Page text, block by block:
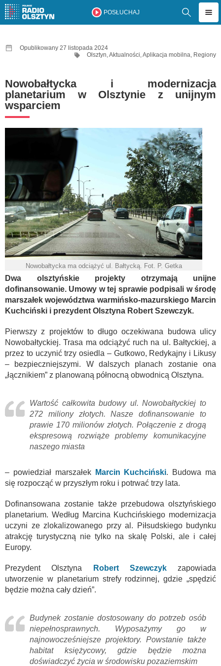
POSŁUCHAJ
Opublikowany 27 listopada 2024
Olsztyn,Aktualności,Aplikacja mobilna, Regiony
Nowobałtycka i modernizacja
planetarium w Olsztynie z unijnym
wsparciem
Nowobałtycka ma odciążyć ul. Bałtycką. Fot. P. Getka
Dwa olsztyńskie projekty otrzymają unijne
dofinansowanie. Umowy w tej sprawie podpisali w środę
marszałek województwa warmińsko-mazurskiego Marcin
Kuchciński i prezydent Olsztyna Robert Szewczyk.
Pierwszy z projektów to długo oczekiwana budowa ulicy
Nowobałtyckiej. Trasa ma odciążyć ruch na ul. Bałtyckiej, a
przez to uczynić trzy osiedla – Gutkowo, Redykajny i Likusy
– bezpieczniejszymi. W dalszych planach zostanie ona
„łącznikiem” z planowaną północną obwodnicą Olsztyna.
Wartość całkowita budowy ul. Nowobałtyckiej to
272 miliony złotych. Nasze dofinansowanie to
prawie 170 milionów złotych. Połączenie z drogą
ekspresową rozwiąże problemy komunikacyjne
naszego miasta
– powiedział marszałek Marcin Kuchciński. Budowa ma
się rozpocząć w przyszłym roku i potrwać trzy lata.
Dofinansowana zostanie także przebudowa olsztyńskiego
planetarium. Według Marcina Kuchcińskiego modernizacja
uczyni ze zlokalizowanego przy al. Piłsudskiego budynku
atrakcję turystyczną nie tylko na skalę Polski, ale i całej
Europy.
Prezydent Olsztyna Robert Szewczyk
zapowiada
utworzenie w planetarium strefy rodzinnej, gdzie „spędzić
będzie można cały dzień”.
Budynek zostanie dostosowany do potrzeb osób
niepełnosprawnych. Wyposażymy go w
najnowocześniejsze projektory. Powstanie także
habitat księżycowy, gdzie będzie można
doświadczyć życia w środowisku pozaziemskim